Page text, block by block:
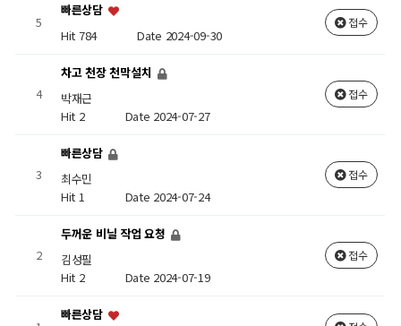
5
빠른상담
Hit 784 Date 2024-09-30
접수
4
차고 천장 천막설치
박재근
Hit 2 Date 2024-07-27
접수
3
빠른상담
최수민
Hit 1 Date 2024-07-24
접수
2
두꺼운 비닐 작업 요청
김성필
Hit 2 Date 2024-07-19
접수
빠른상담